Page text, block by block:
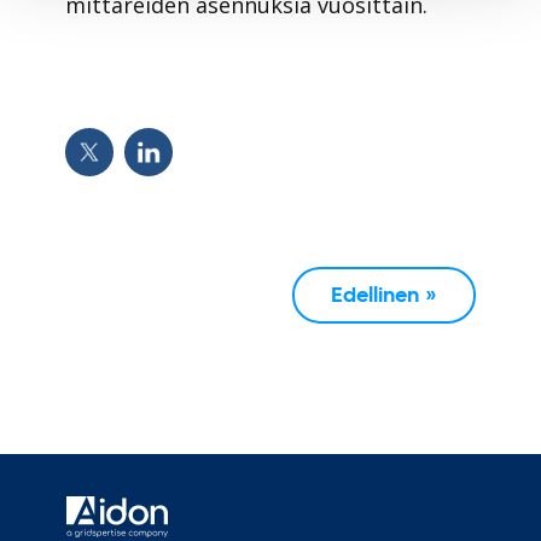
Edellinen »